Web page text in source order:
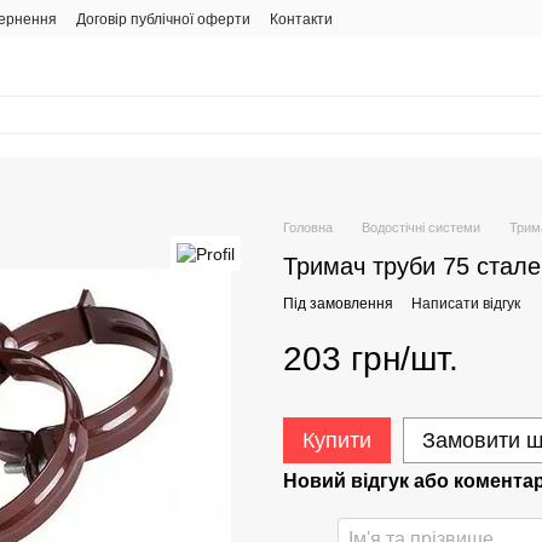
Договір публічної оферти Контакти
Головна Водостічні системи
Тримач труби 75
Під замовлення Написати відгук
203 грн/шт.
Купити Замовити
Новий відгук або